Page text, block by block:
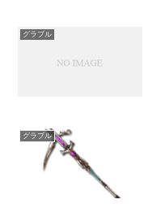
グラブル
グラブル